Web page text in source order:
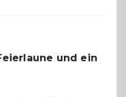
geworden
und ein